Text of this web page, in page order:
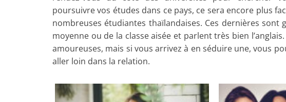
poursuivre vos études dans ce pays, ce sera encore plus
nombreuses étudiantes thaïlandaises. Ces dernières sont
moyenne ou de la classe aisée et parlent très bien
amoureuses, mais si vous arrivez à en séduire une, vous
aller loin dans la relation.